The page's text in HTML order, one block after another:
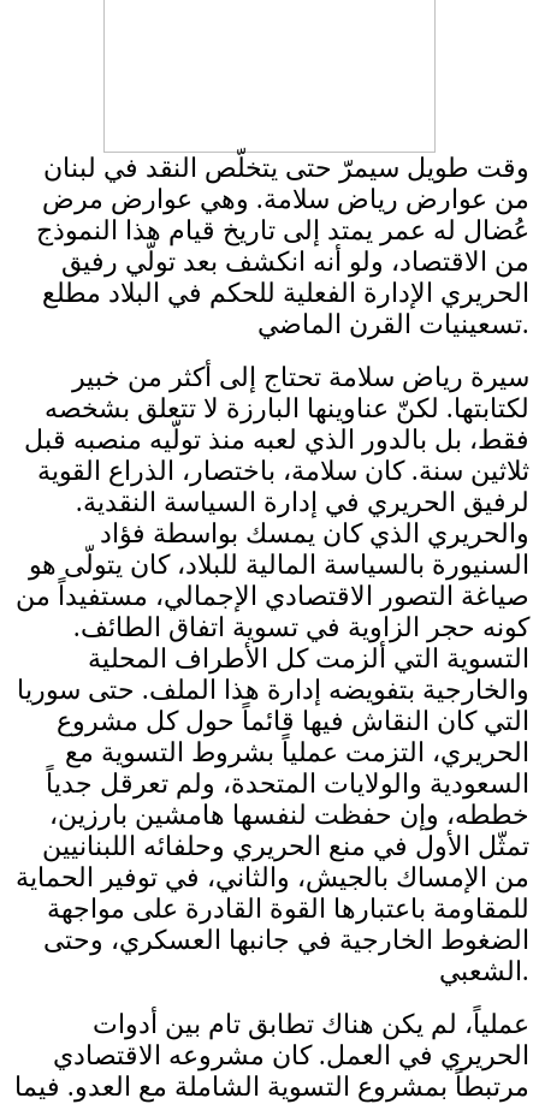
وقت طويل سيمرّ حتى يتخلّص النقد في لبنان
من عوارض رياض سلامة. وهي عوارض مرض
عُضال له عمر يمتد إلى تاريخ قيام هذا النموذج
من الاقتصاد، ولو أنه انكشف بعد تولّي رفيق
الحريري الإدارة الفعلية للحكم في البلاد مطلع
تسعينيات القرن الماضي.
سيرة رياض سلامة تحتاج إلى أكثر من خبير
لكتابتها. لكنّ عناوينها البارزة لا تتعلق بشخصه
فقط، بل بالدور الذي لعبه منذ تولّيه منصبه قبل
ثلاثين سنة. كان سلامة، باختصار، الذراع القوية
لرفيق الحريري في إدارة السياسة النقدية.
والحريري الذي كان يمسك بواسطة فؤاد
السنيورة بالسياسة المالية للبلاد، كان يتولّى هو
صياغة التصور الاقتصادي الإجمالي، مستفيداً من
كونه حجر الزاوية في تسوية اتفاق الطائف.
التسوية التي ألزمت كل الأطراف المحلية
والخارجية بتفويضه إدارة هذا الملف. حتى سوريا
التي كان النقاش فيها قائماً حول كل مشروع
الحريري، التزمت عملياً بشروط التسوية مع
السعودية والولايات المتحدة، ولم تعرقل جدياً
خططه، وإن حفظت لنفسها هامشين بارزين،
تمثّل الأول في منع الحريري وحلفائه اللبنانيين
من الإمساك بالجيش، والثاني، في توفير الحماية
للمقاومة باعتبارها القوة القادرة على مواجهة
الضغوط الخارجية في جانبها العسكري، وحتى
الشعبي.
عملياً، لم يكن هناك تطابق تام بين أدوات
الحريري في العمل. كان مشروعه الاقتصادي
مرتبطاً بمشروع التسوية الشاملة مع العدو. فيما